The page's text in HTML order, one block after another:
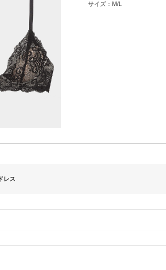
サイズ：M/L
レス